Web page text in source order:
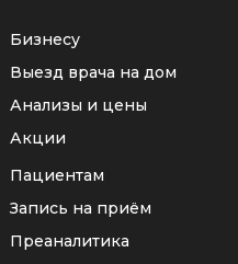
Бизнесу
Выезд врача на дом
Анализы и цены
Акции
Пациентам
Запись на приём
Преаналитика